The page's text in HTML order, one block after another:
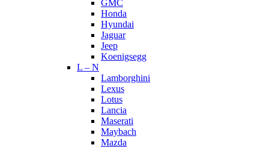
GMC
Honda
Hyundai
Jaguar
Jeep
Koenigsegg
L – N
Lamborghini
Lexus
Lotus
Lancia
Maserati
Maybach
Mazda